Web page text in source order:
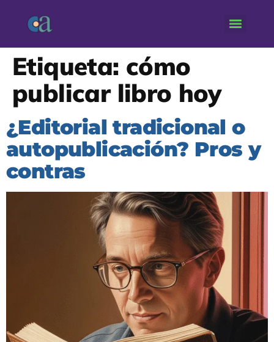
Etiqueta: cómo
publicar libro hoy
¿Editorial tradicional o
autopublicación? Pros y
contras